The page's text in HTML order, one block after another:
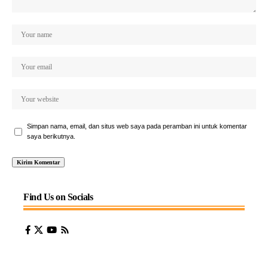
Simpan nama, email, dan situs web saya pada peramban ini untuk komentar
saya berikutnya.
Find Us on Socials